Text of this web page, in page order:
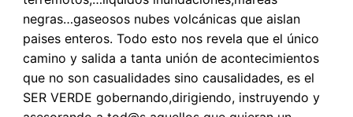
negras…gaseosos nubes volcánicas que aislan
paises enteros. Todo esto nos revela que el único
camino y salida a tanta unión de acontecimientos
que no son casualidades sino causalidades, es el
SER VERDE gobernando,dirigiendo, instruyendo y